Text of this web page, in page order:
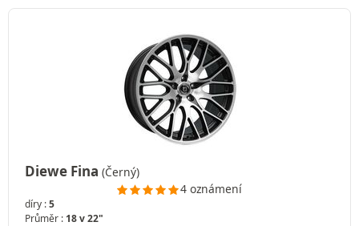
Diewe Fina (Černý)
4 oznámení
díry :5
Průměr : 18 v 22"